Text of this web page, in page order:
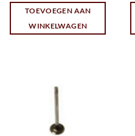
TOEVOEGEN AAN
WINKELWAGEN